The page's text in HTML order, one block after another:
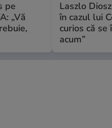
pe
„Vă
Laszlo
în cazul lui
curios că
acum”